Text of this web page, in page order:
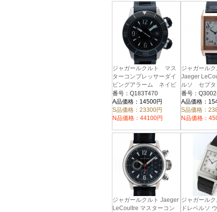
ジャガールクルト マス
ターコンプレッサーダイ
ビングアラーム ネイビ
ーシールズ
Q183T470 革ベルト
番号：Q183T470
A品価格：14500円
S品価格：23300円
N品価格：44100円
ジャガール
Jaeger
ルソ セプタ
ム
ルバー
番号：
A品価格：
S品価格：
N品価格：
ジャガールクルト Jaeger
LeCoultre マスターコン
ジャガール
ドレベルソ